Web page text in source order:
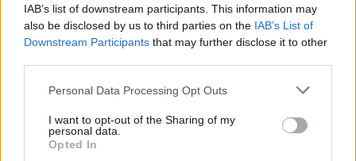
IAB’s list of downstream participants. This information may
also be disclosed by us to third parties on the IAB’s List of
Downstream Participants that may further disclose it to other
Personal Data Processing Opt Outs
I want to opt-out of the Sharing of my
personal data.
Opted In
Ž.Janavičius taip pat atstovavo Kauno
„Aisčiams“, „Šiauliams“, Kauno „Baltams“,
„Lietkabeliui“, 2017–2018 m. buvo Vokietijos
metų rungtyniavo Klaipėdos „Neptūne“.